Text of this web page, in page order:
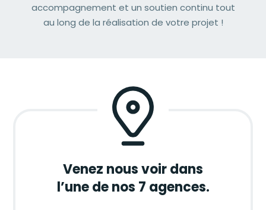
accompagnement et un soutien continu tout
au long de la réalisation de votre projet !
Venez nous voir dans
l’une de nos 7 agences.